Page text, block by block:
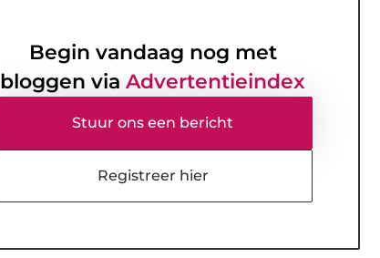
Begin vandaag nog met
bloggen via Advertentieindex
Stuur ons een bericht
Registreer hier